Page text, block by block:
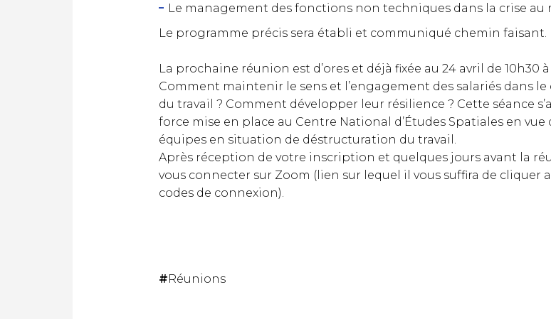
Le management des fonctions non techniques dans la crise au
Le programme précis sera établi et communiqué chemin faisant.
La prochaine réunion est d’ores et déjà fixée au 24 avril de 10h30
Comment maintenir le sens et l’engagement des salariés dans
du travail ? Comment développer leur résilience ? Cette séance
force mise en place au Centre National d’Études Spatiales en
équipes en situation de déstructuration du travail.
Après réception de votre inscription et quelques jours avant la
vous connecter sur Zoom (lien sur lequel il vous suffira de
codes de connexion).
#Réunions